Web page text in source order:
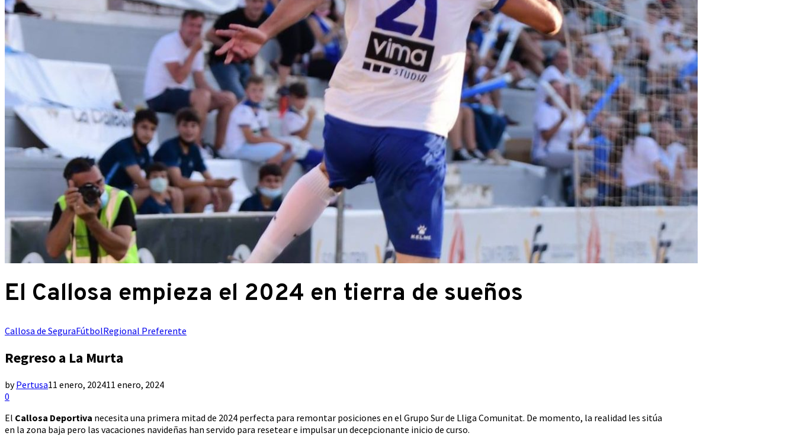
El Callosa empieza el 2024 en tierra de sueños
Callosa de SeguraFútbolRegional Preferente
Regreso a La Murta
byPertusa11 enero, 202411 enero, 2024
0
El Callosa Deportiva necesita una primera mitad de 2024 perfecta para remontar posiciones en el Grupo Sur de Lliga Comunitat. De momento, la realidad les sitúa
en la zona baja pero las vacaciones navideñas han servido para resetear e impulsar un decepcionante inicio de curso.